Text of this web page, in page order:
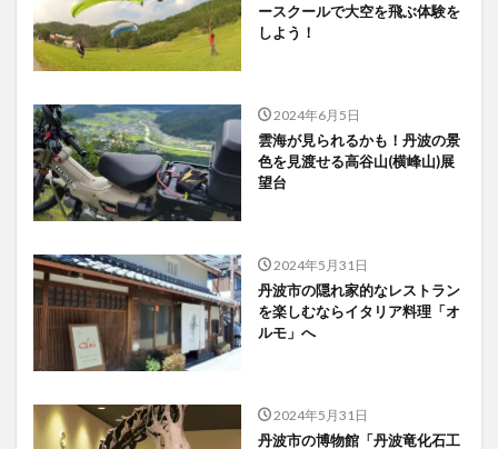
ースクールで大空を飛ぶ体験を
しよう！
2024年6月5日
雲海が見られるかも！丹波の景
色を見渡せる高谷山(横峰山)展
望台
2024年5月31日
丹波市の隠れ家的なレストラン
を楽しむならイタリア料理「オ
ルモ」へ
2024年5月31日
丹波市の博物館「丹波竜化石工